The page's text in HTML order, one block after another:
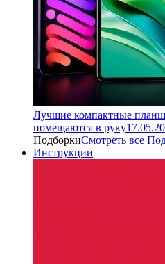
Лучшие компактные
помещаются в руку
ПодборкиСмотреть все
Инструкции